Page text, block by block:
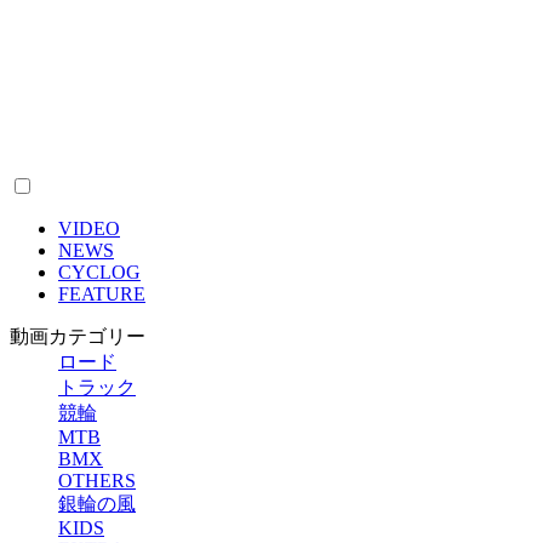
VIDEO
NEWS
CYCLOG
FEATURE
動画カテゴリー
ロード
トラック
競輪
MTB
BMX
OTHERS
銀輪の風
KIDS